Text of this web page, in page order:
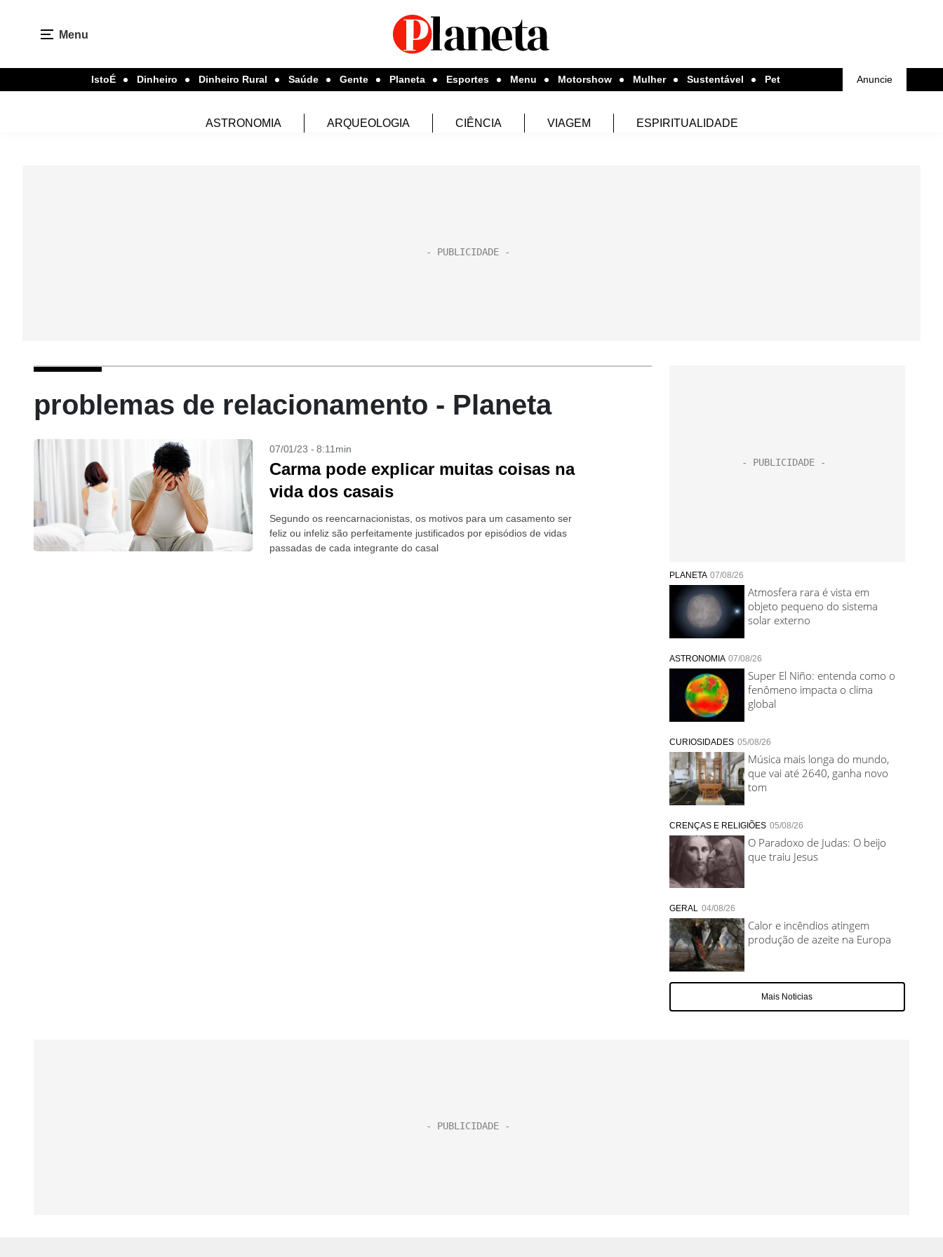
Menu
IstoÉ Dinheiro Dinheiro Rural Saúde Gente Planeta Esportes Menu Motorshow Mulher Sustentável Pet Anuncie
ASTRONOMIA ARQUEOLOGIA CIÊNCIA VIAGEM ESPIRITUALIDADE
problemas de relacionamento - Planeta
07/01/23 - 8:11min
Carma pode explicar muitas coisas na
vida dos casais
Segundo os reencarnacionistas, os motivos para um casamento ser
feliz ou infeliz são perfeitamente justificados por episódios de vidas
passadas de cada integrante do casal
PLANETA 07/08/26
Atmosfera rara é vista em
objeto pequeno do sistema
solar externo
ASTRONOMIA 07/08/26
Super El Niño: entenda como o
fenômeno impacta o clima
global
CURIOSIDADES 05/08/26
Música mais longa do mundo,
que vai até 2640, ganha novo
tom
CRENÇAS E RELIGIÕES 05/08/26
O Paradoxo de Judas: O beijo
que traiu Jesus
GERAL 04/08/26
Calor e incêndios atingem
produção de azeite na Europa
Mais Noticias